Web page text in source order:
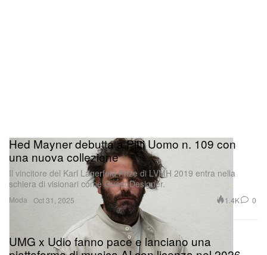
Moda
Hed Mayner debutta a Pitti Uomo n. 109 con
una nuova collezione
Il vincitore del Karl Lagerfeld Prize di LVMH 2019 entra nella
schiera di visionari come Guest Designer.
Oct 31, 2025 1.4K 0
UMG x Udio fanno pace e lanciano una